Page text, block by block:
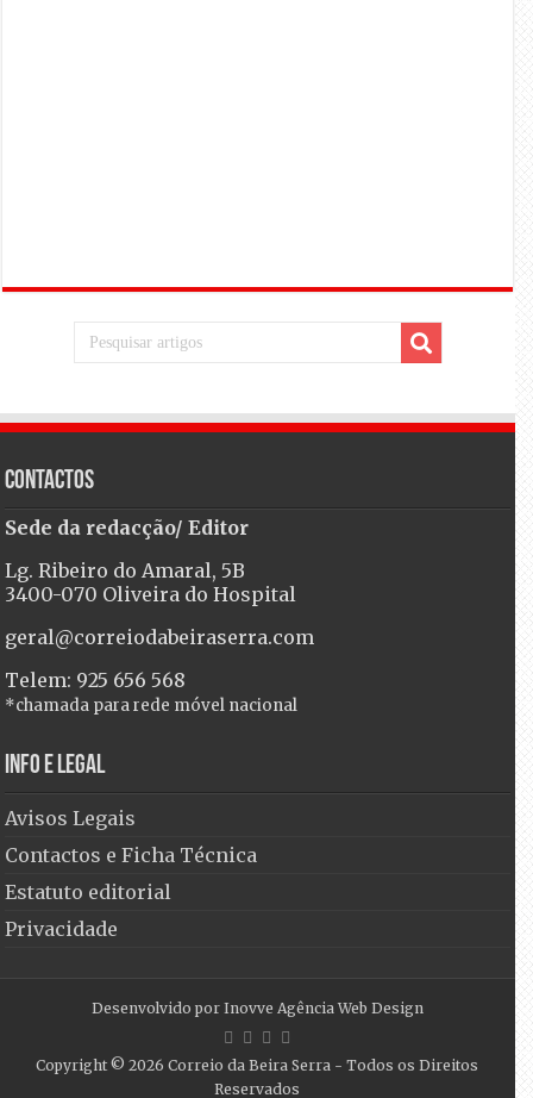
Contactos
Sede da redacção/ Editor
Lg. Ribeiro do Amaral, 5B
3400-070 Oliveira do Hospital
geral@correiodabeiraserra.com
Telem: 925 656 568
*chamada para rede móvel nacional
Info e Legal
Avisos Legais
Contactos e Ficha Técnica
Estatuto editorial
Privacidade
Desenvolvido por Inovve Agência Web Design
Copyright © 2026Correio da Beira Serra - Todos os Direitos
Reservados